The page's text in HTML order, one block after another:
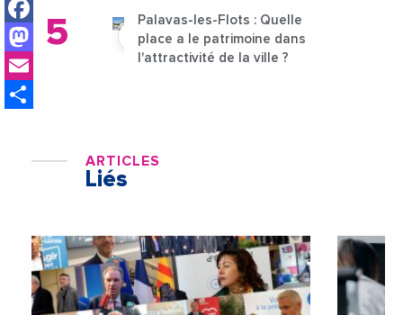
Facebook
Mastodon
Palavas-les-Flots : Quelle
place a le patrimoine dans
l'attractivité de la ville ?
ARTICLES
Liés